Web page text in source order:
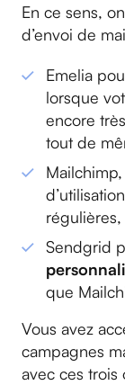
En ce sens,
d’envoi de
Emelia
lorsque
encore
tout de
régulières,
Sendgrid
que
Vous avez
campagnes
avec ces trois